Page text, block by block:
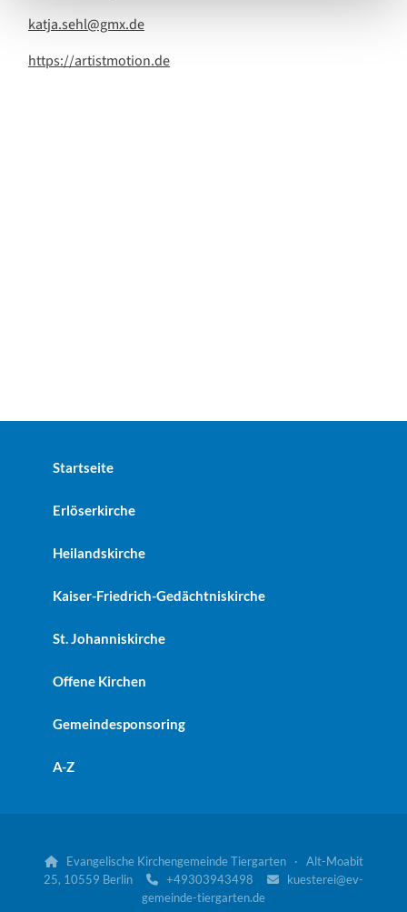
katja.sehl@gmx.de
https://artistmotion.de
Startseite
Erlöserkirche
Heilandskirche
Kaiser-Friedrich-Gedächtniskirche
St. Johanniskirche
Offene Kirchen
Gemeindesponsoring
A-Z
Evangelische Kirchengemeinde Tiergarten · Alt-Moabit
25, 10559 Berlin
 +49303943498 
kuesterei@ev-
gemeinde-tiergarten.de